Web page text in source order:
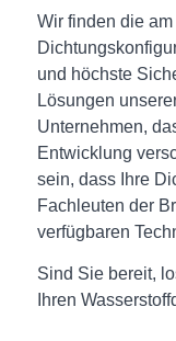
Wir finden die
und höchste
Lösungen
Unternehmen,
Entwicklung
sein, dass Ihre
Fachleuten der
verfügbaren
Sind Sie bereit,
Ihren